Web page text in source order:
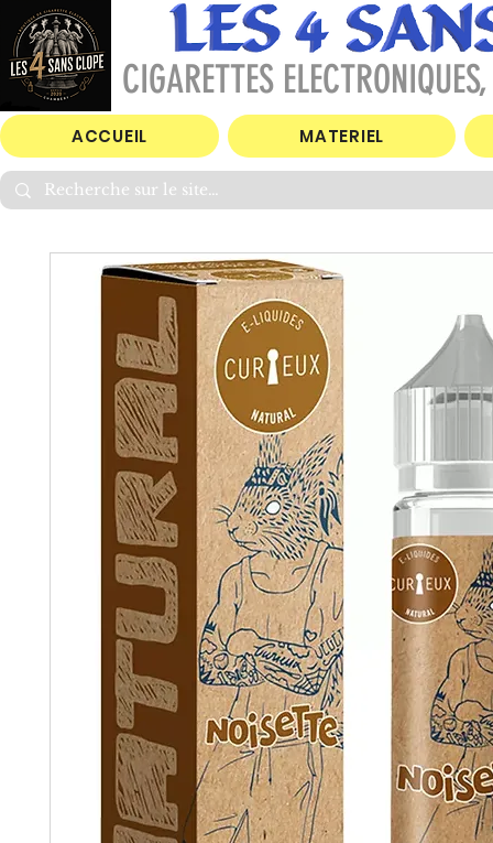
CIGARETTES
ACCUEIL MATERIEL